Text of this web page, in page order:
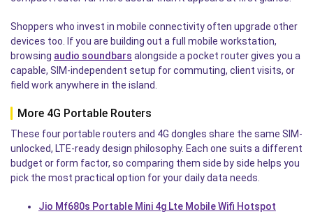
Shoppers who invest in mobile connectivity often upgrade other
devices too. If you are building out a full mobile workstation,
browsing audio soundbars alongside a pocket router gives you a
capable, SIM-independent setup for commuting, client visits, or
field work anywhere in the island.
More 4G Portable Routers
These four portable routers and 4G dongles share the same SIM-
unlocked, LTE-ready design philosophy. Each one suits a different
budget or form factor, so comparing them side by side helps you
pick the most practical option for your daily data needs.
Jio Mf680s Portable Mini 4g Lte Mobile Wifi Hotspot